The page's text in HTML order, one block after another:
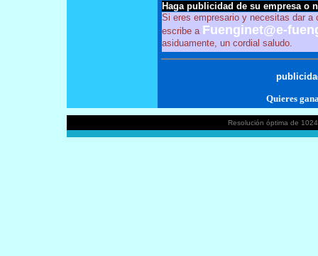
Haga publicidad de su empresa o
Si eres empresario y necesitas dar a
escribe a Fuenginet@e-
asiduamente, un cordial saludo.
Quieres
Resolución óptima de